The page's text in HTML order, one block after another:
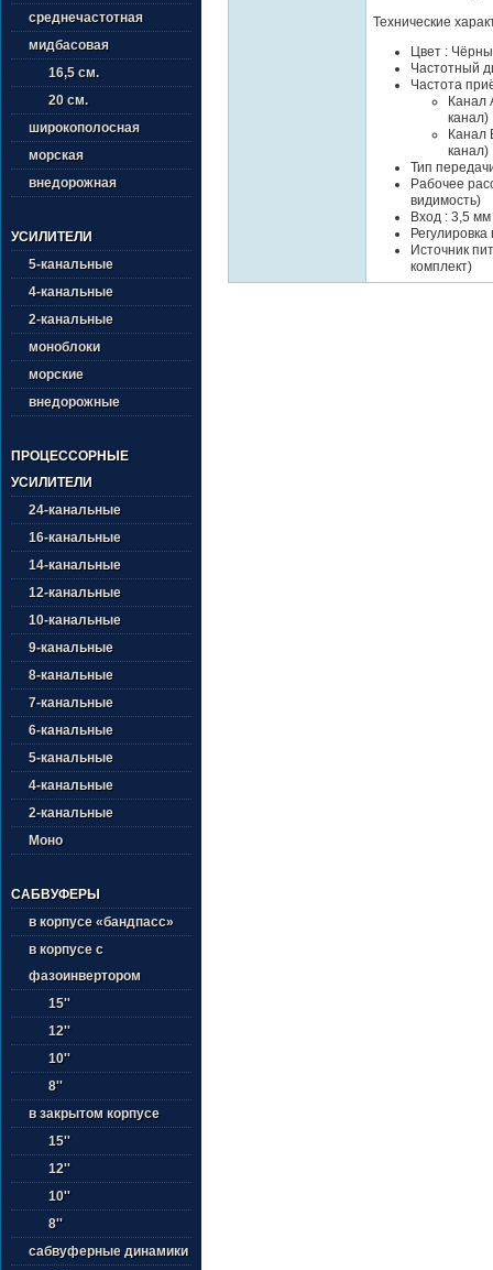
среднечастотная
мидбасовая
16,5 см.
20 см.
широкополосная
морская
внедорожная
УСИЛИТЕЛИ
5-канальные
4-канальные
2-канальные
моноблоки
морские
внедорожные
ПРОЦЕССОРНЫЕ
УСИЛИТЕЛИ
24-канальные
16-канальные
14-канальные
12-канальные
10-канальные
9-канальные
8-канальные
7-канальные
6-канальные
5-канальные
4-канальные
2-канальные
Моно
САБВУФЕРЫ
в корпусе «бандпасс»
в корпусе с
фазоинвертором
15''
12''
10''
8''
в закрытом корпусе
15''
12''
10''
8''
сабвуферные динамики
Технические
Цвет :
Частотный
Частота
Канал
канал)
Канал
канал)
Тип
Рабочее
видимость)
Вход : 3,5
Регулировка
Источник
комплект)